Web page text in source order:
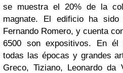
se muestra el 20% de la
magnate. El edificio ha
Fernando Romero, y cuenta
6500 son expositivos. En él
todas las épocas y grandes
Greco, Tiziano, Leonardo da